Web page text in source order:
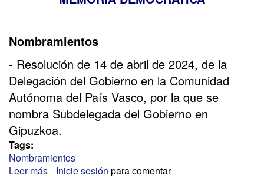
Nombramientos
- Resolución de 14 de abril de 2024, de la
Delegación del Gobierno en la Comunidad
Autónoma del País Vasco, por la que se
nombra Subdelegada del Gobierno en
Gipuzkoa.
Tags:
Nombramientos
Leer más sobre
Inicie sesión para comentar